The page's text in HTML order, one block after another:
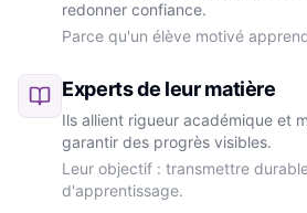
redonner confiance.
Parce qu'un élève motivé
Experts de leur matière
Ils allient rigueur académique et
garantir des progrès visibles.
Leur objectif : transmettre
d'apprentissage.